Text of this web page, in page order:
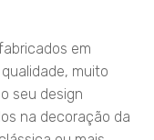
em
muito
seu design
na decoração da